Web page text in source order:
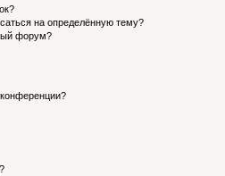
на определённую тему?
форум?